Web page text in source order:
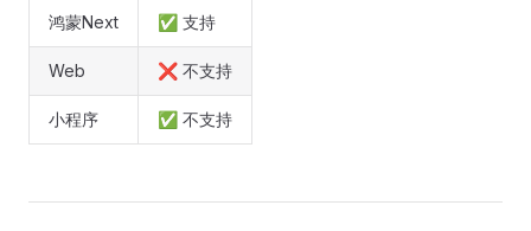
鸿蒙Next ✅ 支持
Web ❌ 不支持
小程序 ✅ 不支持